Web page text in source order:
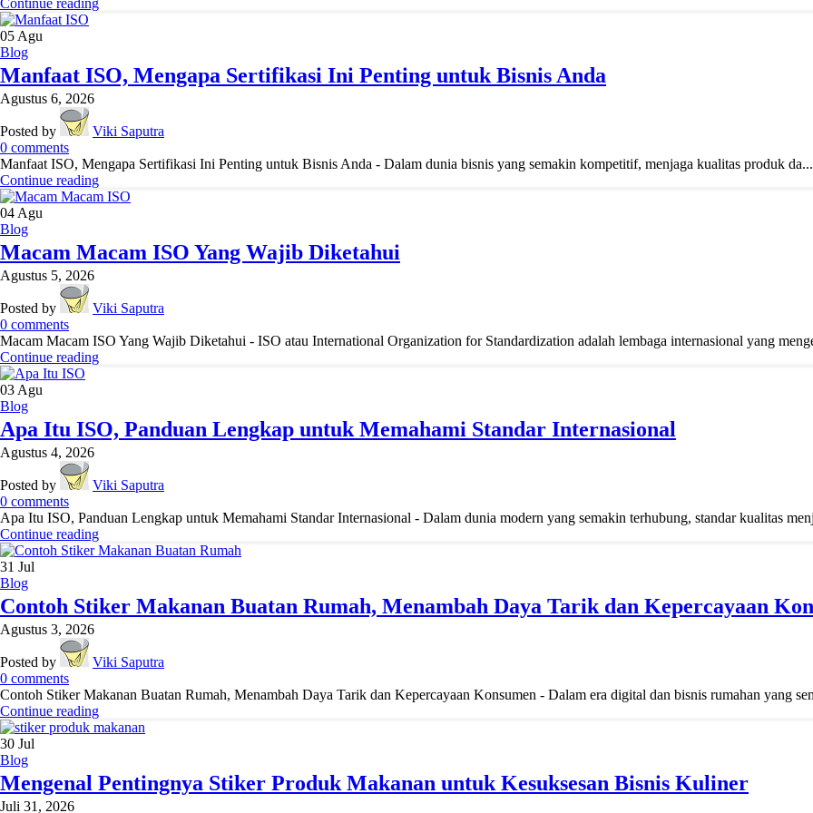
Continue reading
05 Agu
Blog
Manfaat ISO, Mengapa Sertifikasi Ini Penting untuk Bisnis Anda
Agustus 6, 2026
Posted by
Viki Saputra
0 comments
Manfaat ISO, Mengapa Sertifikasi Ini Penting untuk Bisnis Anda - Dalam dunia bisnis yang semakin kompetitif, menjaga kualitas produk da...
Continue reading
04 Agu
Blog
Macam Macam ISO Yang Wajib Diketahui
Agustus 5, 2026
Posted by
Viki Saputra
0 comments
Macam Macam ISO Yang Wajib Diketahui - ISO atau International Organization for Standardization adalah lembaga internasional yang
Continue reading
03 Agu
Blog
Apa Itu ISO, Panduan Lengkap untuk Memahami Standar Internasional
Agustus 4, 2026
Posted by
Viki Saputra
0 comments
Apa Itu ISO, Panduan Lengkap untuk Memahami Standar Internasional - Dalam dunia modern yang semakin terhubung, standar kualitas
Continue reading
31 Jul
Blog
Contoh Stiker Makanan Buatan Rumah, Menambah Daya Tarik dan Kepercayaan
Agustus 3, 2026
Posted by
Viki Saputra
0 comments
Contoh Stiker Makanan Buatan Rumah, Menambah Daya Tarik dan Kepercayaan Konsumen - Dalam era digital dan bisnis rumahan yang
Continue reading
30 Jul
Blog
Mengenal Pentingnya Stiker Produk Makanan untuk Kesuksesan Bisnis Kuliner
Juli 31, 2026